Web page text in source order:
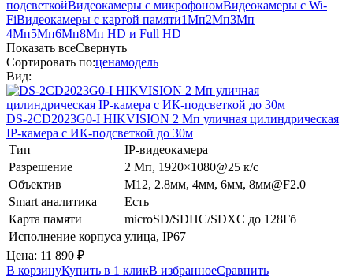
подсветкойВидеокамеры с микрофономВидеокамеры с Wi-
FiВидеокамеры с картой памяти1Мп2Мп3Мп
4Мп5Мп6Мп8Мп HD и Full HD
Показать всеСвернуть
Сортировать по:ценамодель
Вид:
DS-2CD2023G0-I HIKVISION 2 Мп уличная цилиндрическая
IP-камера с ИК-подсветкой до 30м
Тип
IP-видеокамера
Разрешение
2 Мп, 1920×1080@25 к/с
Объектив
М12, 2.8мм, 4мм, 6мм, 8мм@F2.0
Smart аналитика
Есть
Карта памяти
microSD/SDHC/SDXC до 128Гб
Исполнение корпуса улица, IP67
Цена: 11 890 ₽
В корзинуКупить в 1 кликВ избранноеСравнить